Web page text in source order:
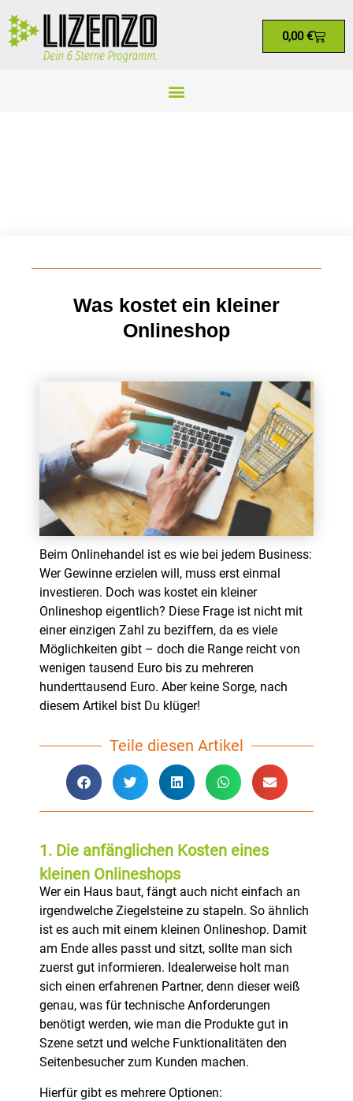
0,00€
Was kostet ein kleiner
Onlineshop
Beim Onlinehandel ist es wie bei jedem Business:
Wer Gewinne erzielen will, muss erst einmal
investieren. Doch was kostet ein kleiner
Onlineshop eigentlich? Diese Frage ist nicht mit
einer einzigen Zahl zu beziffern, da es viele
Möglichkeiten gibt – doch die Range reicht von
wenigen tausend Euro bis zu mehreren
hunderttausend Euro. Aber keine Sorge, nach
diesem Artikel bist Du klüger!
Teile diesen Artikel
1. Die anfänglichen Kosten eines
kleinen Onlineshops
Wer ein Haus baut, fängt auch nicht einfach an
irgendwelche Ziegelsteine zu stapeln. So ähnlich
ist es auch mit einem kleinen Onlineshop. Damit
am Ende alles passt und sitzt, sollte man sich
zuerst gut informieren. Idealerweise holt man
sich einen erfahrenen Partner, denn dieser weiß
genau, was für technische Anforderungen
benötigt werden, wie man die Produkte gut in
Szene setzt und welche Funktionalitäten den
Seitenbesucher zum Kunden machen.
Hierfür gibt es mehrere Optionen: